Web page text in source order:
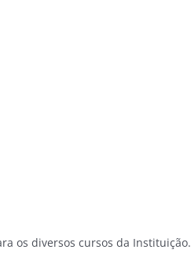
os diversos cursos da Instituição.